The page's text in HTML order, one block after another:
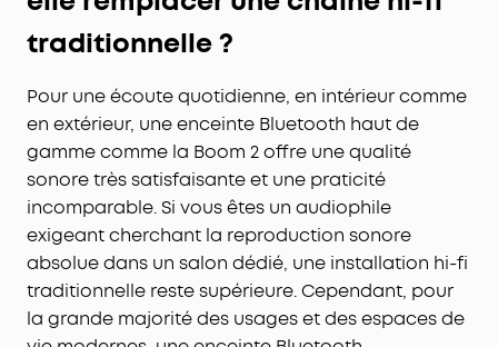
traditionnelle ?
Pour une écoute quotidienne, en intérieur comme
en extérieur, une enceinte Bluetooth haut de
gamme comme la Boom 2 offre une qualité
sonore très satisfaisante et une praticité
incomparable. Si vous êtes un audiophile
exigeant cherchant la reproduction sonore
absolue dans un salon dédié, une installation hi-fi
traditionnelle reste supérieure. Cependant, pour
la grande majorité des usages et des espaces de